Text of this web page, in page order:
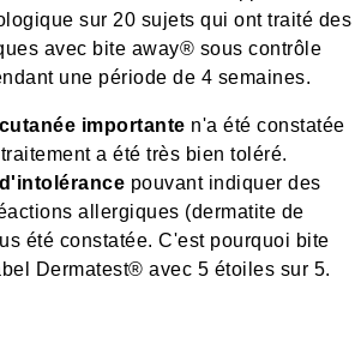
sur 20 sujets qui ont traité des
avec bite away® sous contrôle
une période de 4 semaines.
importante n'a été constatée
a été très bien toléré.
pouvant indiquer des
allergiques (dermatite de
été constatée. C'est pourquoi bite
Dermatest® avec 5 étoiles sur 5.